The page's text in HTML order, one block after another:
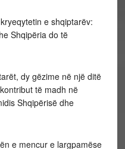
e shqiptarëv:
Shqipëria do të
dy gëzime në një ditë
të madh në
Shqipërisë dhe
e mencur e largpamëse